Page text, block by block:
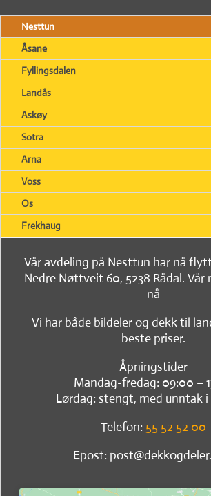
Nesttun
Åsane
Fyllingsdalen
Landås
Askøy
Sotra
Arna
Voss
Os
Frekhaug
Vår avdeling på Nesttun har nå
Nedre Nøttveit 60, 5238 Rådal. Vår
nå
Vi har både bildeler og dekk til
beste priser.
Åpningstider
Mandag-fredag: 09:00 –
Lørdag: stengt, med unntak i
Telefon: 55 52 52 00
Epost: